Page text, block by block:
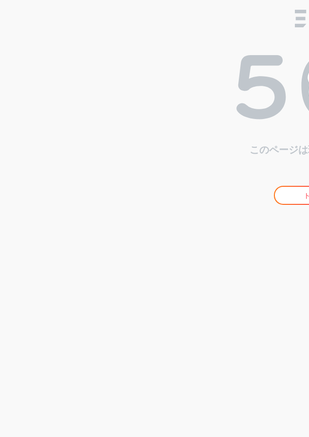
このページ